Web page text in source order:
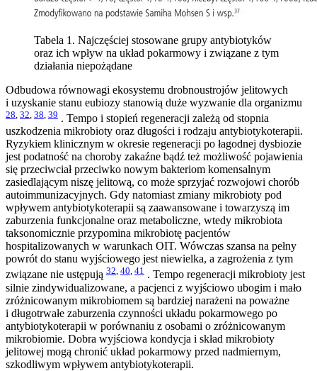
Tabela 1. Najczęściej stosowane grupy antybiotyków
oraz ich wpływ na układ pokarmowy i związane z tym
działania niepożądane
Odbudowa równowagi ekosystemu drobnoustrojów jelitowych
i uzyskanie stanu eubiozy stanowią duże wyzwanie dla organizmu
28 32 38 39 . Tempo i stopień regeneracji zależą od stopnia
uszkodzenia mikrobioty oraz długości i rodzaju antybiotykoterapii.
Ryzykiem klinicznym w okresie regeneracji po łagodnej dysbiozie
jest podatność na choroby zakaźne bądź też możliwość pojawienia
się przeciwciał przeciwko nowym bakteriom komensalnym
zasiedlającym niszę jelitową, co może sprzyjać rozwojowi chorób
autoimmunizacyjnych. Gdy natomiast zmiany mikrobioty pod
wpływem antybiotykoterapii są zaawansowane i towarzyszą im
zaburzenia funkcjonalne oraz metaboliczne, wtedy mikrobiota
taksonomicznie przypomina mikrobiotę pacjentów
hospitalizowanych w warunkach OIT. Wówczas szansa na pełny
powrót do stanu wyjściowego jest niewielka, a zagrożenia z tym
związane nie ustępują 32, 40, 41 . Tempo regeneracji mikrobioty jest
silnie zindywidualizowane, a pacjenci z wyjściowo ubogim i mało
zróżnicowanym mikrobiomem są bardziej narażeni na poważne
i długotrwałe zaburzenia czynności układu pokarmowego po
antybiotykoterapii w porównaniu z osobami o zróżnicowanym
mikrobiomie. Dobra wyjściowa kondycja i skład mikrobioty
jelitowej mogą chronić układ pokarmowy przed nadmiernym,
szkodliwym wpływem antybiotykoterapii.